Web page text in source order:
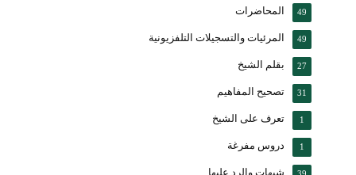
المحاضرات 49
المرئيات والتسجيلات التلفزيونية 49
بقلم الشيخ 27
تصحيح المفاهيم 31
تعرف على الشيخ 1
دروس مفرغة 1
شبهات والرد عليها